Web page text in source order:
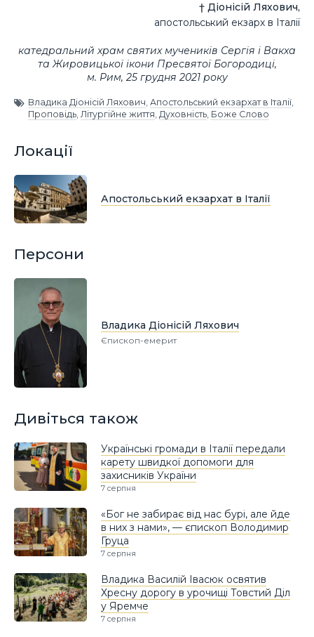
† Діонісій Ляхович,
апостольський екзарх в Італії
катедральний храм святих мучеників Сергія і Вакха
та Жировицької ікони Пресвятої Богородиці,
м. Рим, 25 грудня 2021 року
Владика Діонісій Ляхович Апостольський екзархат в Італії
Проповідь Літургійне життя Духовність Боже Слово
Локації
Апостольський екзархат в Італії
Персони
Владика Діонісій Ляхович
Єпископ-емерит
Дивіться також
Українські громади в Італії передали
карету швидкої допомоги для
захисників України
7 серпня
«Бог не забирає від нас бурі, але йде
в них з нами», — єпископ Володимир
Груца
7 серпня
Владика Василій Івасюк освятив
Хресну дорогу в урочищі Товстий Діл
у Яремче
7 серпня